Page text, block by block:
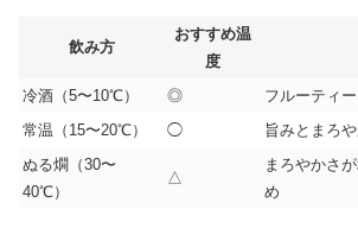
飲み方
おすすめ温
度
冷酒（5〜10℃） ◎
フルーティ
常温（15〜20℃）
◯
旨みとまろ
ぬる燗（30〜
40℃）
△
まろやかさ
め